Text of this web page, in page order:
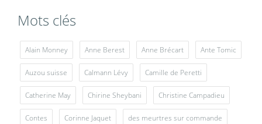
Mots clés
Alain Monney Anne Berest Anne Brécart Ante Tomic
Auzou suisse Calmann Lévy Camille de Peretti
Catherine May Chirine Sheybani Christine Campadieu
Contes Corinne Jaquet des meurtres sur commande